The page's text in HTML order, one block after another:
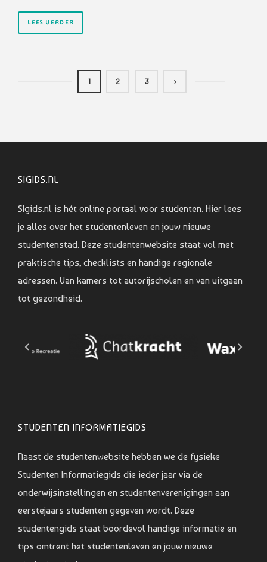
LEES VERDER
1 2 3
SIGIDS.NL
SIgids.nl is hét online portaal voor studenten. Hier lees
je alles over het studentenleven en jouw nieuwe
studentenstad. Deze studentenwebsite staat vol met
praktische tips, checklists en handige regionale
adressen. Van kamers tot autorijscholen en van uitgaan
tot gezondheid.
STUDENTEN INFORMATIEGIDS
Naast de studentenwebsite hebben we de fysieke
Studenten Informatiegids die ieder jaar via de
onderwijsinstellingen en studentenverenigingen aan
eerstejaars studenten gegeven wordt. Deze
studentengids staat boordevol handige informatie en
tips omtrent het studentenleven en jouw nieuwe